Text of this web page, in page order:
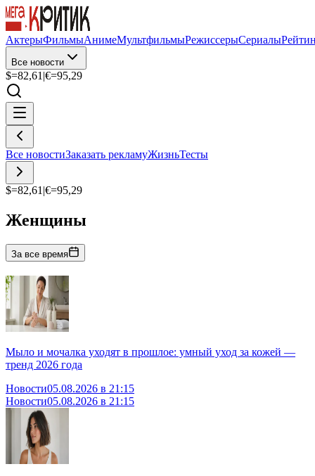
АктерыФильмыАнимеМультфильмыРежиссерыСериалы
Все новости
$=82,61 |€=95,29
Все новостиЗаказать рекламуЖизньТесты
$=82,61 |€=95,29
Женщины
За все время
Мыло и мочалка уходят в прошлое: умный уход за кожей —
тренд 2026 года
Новости05.08.2026 в 21:15
Новости05.08.2026 в 21:15